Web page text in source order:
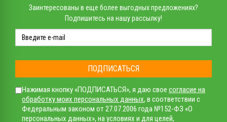
Заинтересованы в еще более выгодных предложениях?
Подпишитесь на нашу рассылку!
ПОДПИСАТЬСЯ
Нажимая кнопку «ПОДПИСАТЬСЯ», я даю свое согласие на
обработку моих персональных данных, в соответствии с
Федеральным законом от 27.07.2006 года №152-ФЗ «О
персональных данных», на условиях и для целей,